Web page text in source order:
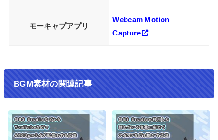
モーキャプアプリ
Webcam Motion
Capture
BGM素材の関連記事